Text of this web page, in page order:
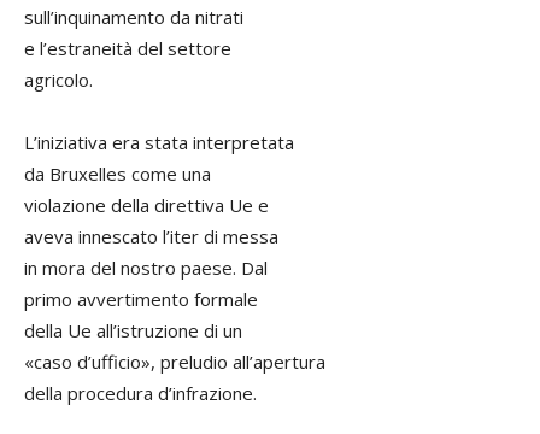
sull’inquinamento da nitrati
e l’estraneità del settore
agricolo.
L’iniziativa era stata interpretata
da Bruxelles come una
violazione della direttiva Ue e
aveva innescato l’iter di messa
in mora del nostro paese. Dal
primo avvertimento formale
della Ue all’istruzione di un
«caso d’ufficio», preludio all’apertura
della procedura d’infrazione.